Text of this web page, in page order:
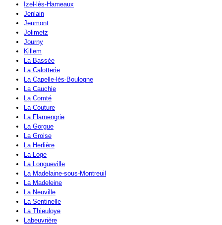
Izel-lès-Hameaux
Jenlain
Jeumont
Jolimetz
Journy
Killem
La Bassée
La Calotterie
La Capelle-lès-Boulogne
La Cauchie
La Comté
La Couture
La Flamengrie
La Gorgue
La Groise
La Herlière
La Loge
La Longueville
La Madelaine-sous-Montreuil
La Madeleine
La Neuville
La Sentinelle
La Thieuloye
Labeuvrière